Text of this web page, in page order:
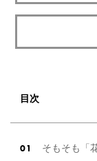
目次
そもそも「